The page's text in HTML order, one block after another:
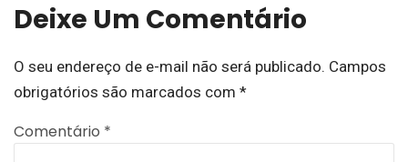
Deixe Um Comentário
O seu endereço de e-mail não será publicado. Campos
obrigatórios são marcados com *
Comentário *